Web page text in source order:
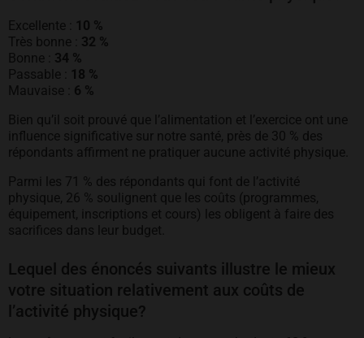
Excellente :
10 %
Très bonne :
32 %
Bonne :
34 %
Passable :
18 %
Mauvaise :
6 %
Bien qu’il soit prouvé que l’alimentation et l’exercice ont une
influence significative sur notre santé, près de 30 % des
répondants affirment ne pratiquer aucune activité physique.
Parmi les 71 % des répondants qui font de l’activité
physique, 26 % soulignent que les coûts (programmes,
équipement, inscriptions et cours) les obligent à faire des
sacrifices dans leur budget.
Lequel des énoncés suivants illustre le mieux
votre situation relativement aux coûts de
l’activité physique?